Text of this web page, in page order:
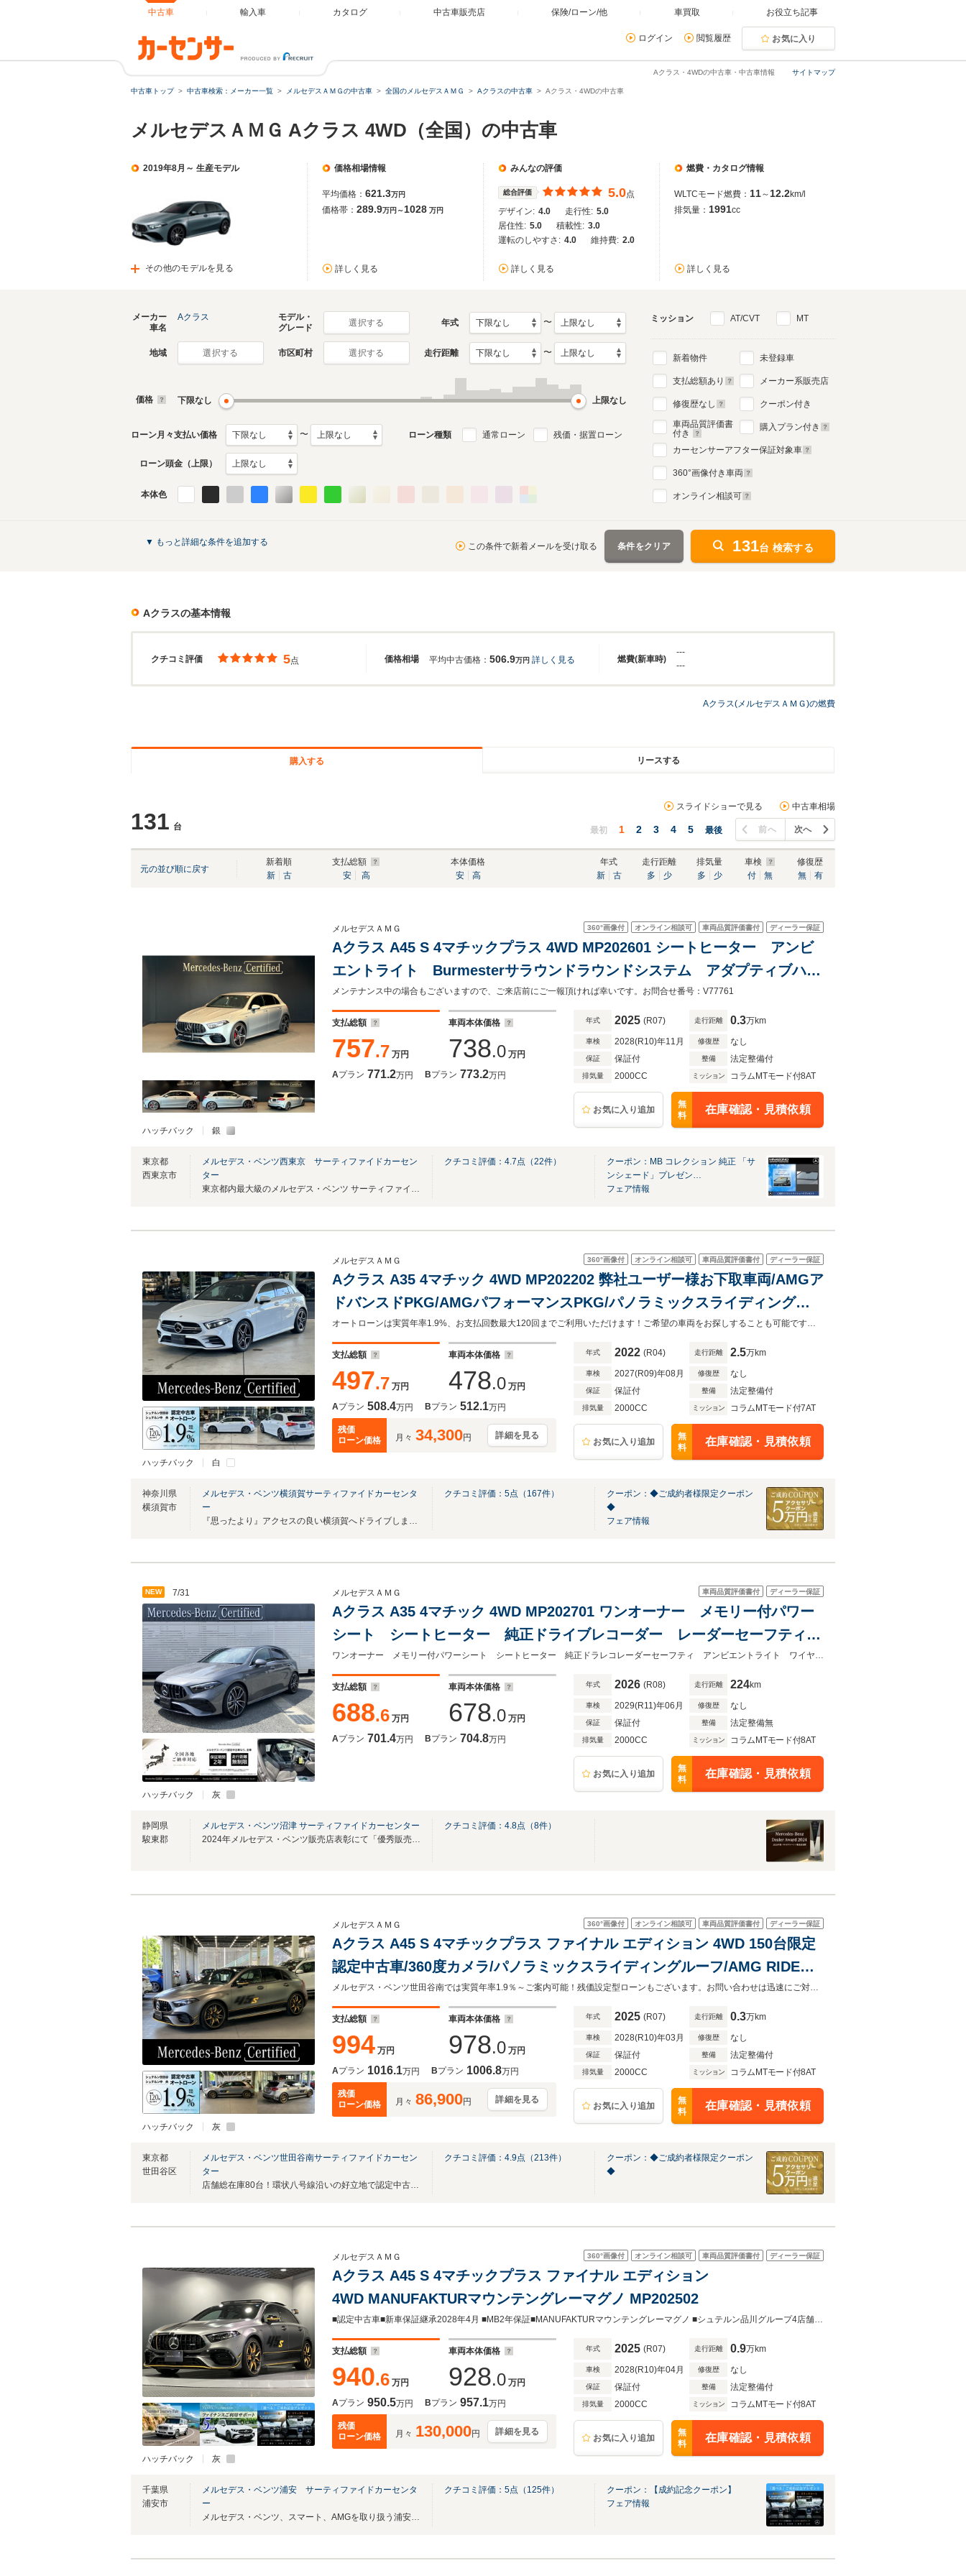
中古車 輸入車 カタログ 中古車販売店 保険/ローン/他 車買取 お役立ち記事
ログイン 閲覧履歴 お気に入り
サイトマップ
Aクラス・4WDの中古車・中古車情報
中古車トップ 中古車検索：メーカー一覧 メルセデスＡＭＧの中古車 全国のメルセデスＡＭＧ Aクラスの中古車 Aクラス・4WDの中古車
メルセデスＡＭＧ Aクラス 4WD（全国）の中古車
2019年8月～ 生産モデル
その他のモデルを見る
価格相場情報
平均価格： 621.3万円
価格帯： 289.9万円～1028 万円
詳しく見る
みんなの評価
総合評価 5.0点
デザイン: 4.0 走行性: 5.0
居住性: 5.0 積載性: 3.0
運転のしやすさ: 4.0 維持費: 2.0
詳しく見る
燃費・カタログ情報
WLTCモード燃費： 11～ 12.2km/l
排気量： 1991cc
詳しく見る
Aクラスのカタログを見る
メーカー
車名
Aクラス
モデル・
グレード
選択する 年式 〜
地域 選択する 市区町村 選択する 走行距離 〜
価格 下限なし 上限なし
ローン月々支払い価格 〜 ローン種類 通常ローン 残価・据置ローン
ローン頭金（上限）
本体色
ミッション AT/CVT MT
新着物件
支払総額あり
修復歴なし
車両品質評価書
付き
未登録車
メーカー系販売店
クーポン付き
購入プラン付き
カーセンサーアフター保証対象車
360°画像付き車両
オンライン相談可
▼ もっと詳細な条件を追加する この条件で新着メールを受け取る 条件をクリア 131台 検索する
Aクラスの基本情報
クチコミ評価 価格相場 燃費(新車時)
5点 平均中古価格： 506.9万円 詳しく見る
---
---
Aクラス(メルセデスＡＭＧ)の燃費
購入する リースする
131 台
スライドショーで見る 中古車相場
最初 1 2 3 4 5 最後 前へ 次へ
元の並び順に戻す
新着順
新
古
支払総額
安
高
本体価格
安
高
年式
新
古
走行距離
多
少
排気量
多
少
車検
付
無
修復歴
無
有
ハッチバック 銀
360°画像付 オンライン相談可 車両品質評価書付 ディーラー保証
メルセデスＡＭＧ
Aクラス A45 S 4マチックプラス 4WD MP202601 シートヒーター アンビ
エントライト Burmesterサラウンドラウンドシステム アダプティブハイ
ビームアシスト・プラス プライバシーガラス アルミニウムインテリア
トリム
メンテナンス中の場合もございますので、ご来店前にご一報頂ければ幸いです。お問合せ番号：V77761
支払総額
757.7 万円
車両本体価格
738.0 万円
Aプラン 771.2万円 Bプラン 773.2万円
年式 2025 (R07) 走行距離 0.3万km
車検 2028(R10)年11月 修復歴 なし
保証 保証付 整備 法定整備付
排気量 2000CC ミッション コラムMTモード付8AT
お気に入り追加
無
料
在庫確認・見積依頼
東京都
西東京市
メルセデス・ベンツ西東京 サーティファイドカーセン
ター
東京都内最大級のメルセデス・ベンツ サーティファイドカーセンター
クチコミ評価： 4.7点（22件）
クーポン：MB コレクション 純正 「サ
ンシェード」プレゼン…
フェア情報
ハッチバック 白
360°画像付 オンライン相談可 車両品質評価書付 ディーラー保証
メルセデスＡＭＧ
Aクラス A35 4マチック 4WD MP202202 弊社ユーザー様お下取車両/AMGア
ドバンスドPKG/AMGパフォーマンスPKG/パノラミックスライディングル
ーフ/赤&黒コンビレザー/360°カメラ/ヘッドアップディスプレイ/シートヒー
ター/アンビエントライト/
オートローンは実質年率1.9%、お支払回数最大120回までご利用いただけます！ご希望の車両をお探しすることも可能ですので、お気軽にお問い合わせください！
支払総額
497.7 万円
車両本体価格
478.0 万円
Aプラン 508.4万円 Bプラン 512.1万円
残価
ローン価格
月々 34,300円 詳細を見る
年式 2022 (R04) 走行距離 2.5万km
車検 2027(R09)年08月 修復歴 なし
保証 保証付 整備 法定整備付
排気量 2000CC ミッション コラムMTモード付7AT
お気に入り追加
無
料
在庫確認・見積依頼
神奈川県
横須賀市
メルセデス・ベンツ横須賀サーティファイドカーセンタ
ー
『思ったより』アクセスの良い横須賀へドライブしませんか？プレゼントがございます！
クチコミ評価： 5点（ 167件）
クーポン：◆ご成約者様限定クーポン
◆
フェア情報
NEW 7/31
ハッチバック 灰
車両品質評価書付 ディーラー保証
メルセデスＡＭＧ
Aクラス A35 4マチック 4WD MP202701 ワンオーナー メモリー付パワー
シート シートヒーター 純正ドライブレコーダー レーダーセーフティ
アンビエントライト ワイヤレスチャージング
ワンオーナー メモリー付パワーシート シートヒーター 純正ドラレコレーダーセーフティ アンビエントライト ワイヤレスチャージング
支払総額
688.6 万円
車両本体価格
678.0 万円
Aプラン 701.4万円 Bプラン 704.8万円
年式 2026 (R08) 走行距離 224km
車検 2029(R11)年06月 修復歴 なし
保証 保証付 整備 法定整備無
排気量 2000CC ミッション コラムMTモード付8AT
お気に入り追加
無
料
在庫確認・見積依頼
静岡県
駿東郡
メルセデス・ベンツ沼津 サーティファイドカーセンター
2024年メルセデス・ベンツ販売店表彰にて「優秀販売店賞」を受賞致しました
クチコミ評価： 4.8点（8件）
ハッチバック 灰
360°画像付 オンライン相談可 車両品質評価書付 ディーラー保証
メルセデスＡＭＧ
Aクラス A45 S 4マチックプラス ファイナル エディション 4WD 150台限定
認定中古車/360度カメラ/パノラミックスライディングルーフ/AMG RIDE
CONTROLサスペンション/ヘッドアップディスプレイ/Burumesterサラウン
ドサウンドシステム/MBUXARナビゲーションシステム/360度カメラ
メルセデス・ベンツ世田谷南では実質年率1.9％～ご案内可能！残価設定型ローンもございます。お問い合わせは迅速にご対応致します。
支払総額
994 万円
車両本体価格
978.0 万円
Aプラン 1016.1万円 Bプラン 1006.8万円
残価
ローン価格
月々 86,900円 詳細を見る
年式 2025 (R07) 走行距離 0.3万km
車検 2028(R10)年03月 修復歴 なし
保証 保証付 整備 法定整備付
排気量 2000CC ミッション コラムMTモード付8AT
お気に入り追加
無
料
在庫確認・見積依頼
東京都
世田谷区
メルセデス・ベンツ世田谷南サーティファイドカーセン
ター
店舗総在庫80台！環状八号線沿いの好立地で認定中古車をご覧頂けます。
クチコミ評価： 4.9点（213件）
クーポン：◆ご成約者様限定クーポン
◆
ハッチバック 灰
360°画像付 オンライン相談可 車両品質評価書付 ディーラー保証
メルセデスＡＭＧ
Aクラス A45 S 4マチックプラス ファイナル エディション
4WD MANUFAKTURマウンテングレーマグノ MP202502
■認定中古車■新車保証継承2028年4月 ■MB2年保証■MANUFAKTURマウンテングレーマグノ ■シュテルン品川グループ4店舗の全在庫車は当店にて商談可能です。
支払総額
940.6 万円
車両本体価格
928.0 万円
Aプラン 950.5万円 Bプラン 957.1万円
残価
ローン価格
月々 130,000円 詳細を見る
年式 2025 (R07) 走行距離 0.9万km
車検 2028(R10)年04月 修復歴 なし
保証 保証付 整備 法定整備付
排気量 2000CC ミッション コラムMTモード付8AT
お気に入り追加
無
料
在庫確認・見積依頼
千葉県
浦安市
メルセデス・ベンツ浦安 サーティファイドカーセンタ
ー
メルセデス・ベンツ、スマート、AMGを取り扱う浦安市唯一の正規販売店です。
クチコミ評価： 5点（ 125件）
クーポン：【成約記念クーポン】
フェア情報